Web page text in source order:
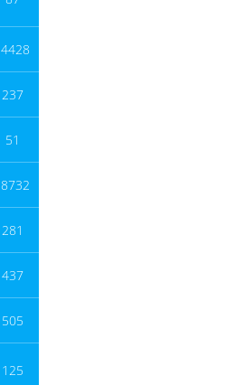
4428
237
51
8732
281
437
505
125